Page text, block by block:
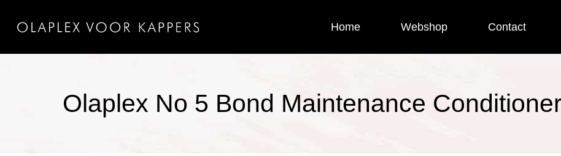
Home Webshop Contact
Olaplex No 5 Bond Maintenance